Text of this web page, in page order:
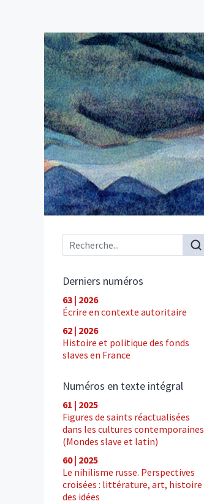
Menu principal
Derniers numéros
63 | 2026
Écrire en contexte autoritaire
62 | 2026
Histoire et politique des fonds
slaves en France
Numéros en texte intégral
61 | 2025
Figures de saints réactualisées
dans les cultures contemporaines
(Mondes slave et latin)
60 | 2025
Le nihilisme russe. Perspectives
croisées : littérature, art, histoire
des idées